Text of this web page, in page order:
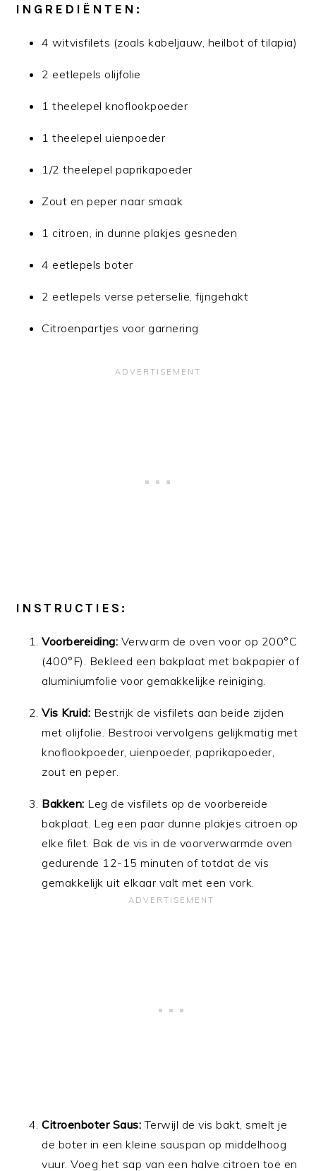
INGREDIËNTEN:
4 witvisfilets (zoals kabeljauw, heilbot of tilapia)
2 eetlepels olijfolie
1 theelepel knoflookpoeder
1 theelepel uienpoeder
1/2 theelepel paprikapoeder
Zout en peper naar smaak
1 citroen, in dunne plakjes gesneden
4 eetlepels boter
2 eetlepels verse peterselie, fijngehakt
Citroenpartjes voor garnering
INSTRUCTIES:
Voorbereiding: Verwarm de oven voor op 200°C
(400°F). Bekleed een bakplaat met bakpapier of
aluminiumfolie voor gemakkelijke reiniging.
Vis Kruid: Bestrijk de visfilets aan beide zijden
met olijfolie. Bestrooi vervolgens gelijkmatig met
knoflookpoeder, uienpoeder, paprikapoeder,
zout en peper.
Bakken: Leg de visfilets op de voorbereide
bakplaat. Leg een paar dunne plakjes citroen op
elke filet. Bak de vis in de voorverwarmde oven
gedurende 12-15 minuten of totdat de vis
gemakkelijk uit elkaar valt met een vork.
Citroenboter Saus: Terwijl de vis bakt, smelt je
de boter in een kleine sauspan op middelhoog
vuur. Voeg het sap van een halve citroen toe en